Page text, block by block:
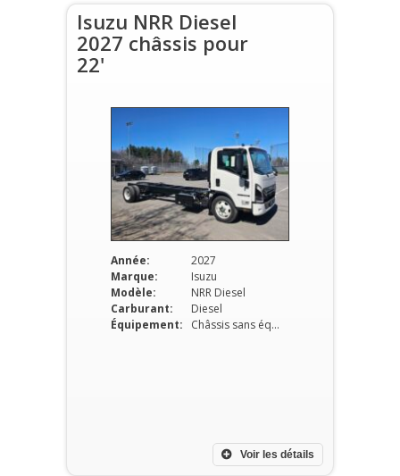
Isuzu NRR Diesel
2027 châssis pour
22'
Année:
2027
Marque:
Isuzu
Modèle:
NRR Diesel
Carburant:
Diesel
Équipement:
Châssis sans équipement
Voir les détails